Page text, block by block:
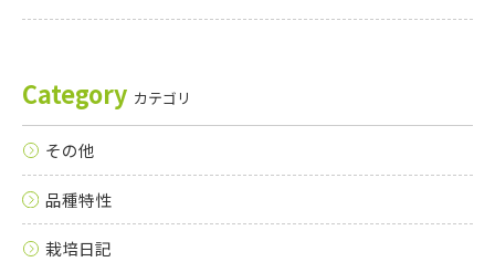
Category カテゴリ
その他
品種特性
栽培日記